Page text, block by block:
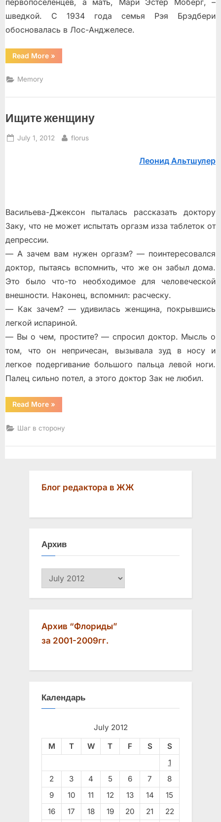
шведкой. С 1934 года семья Рэя Брэдбери
обосновалась в Лос-Анджелесе.
Read More“То,
что
»
Memory
Ищите женщину
Posted
July 1, 2012 By
florus
Леонид Альтшулер
Васильева-Джексон пыталась рассказать доктору
Заку, что не может испытать оргазм изза таблеток от
депрессии.
— А зачем вам нужен оргазм? — поинтересовался
доктор, пытаясь вспомнить, что же он забыл дома.
Это было что-то необходимое для человеческой
внешности. Наконец, вспомнил: расческу.
— Как зачем? — удивилась женщина, покрывшись
легкой испариной.
— Вы о чем, простите? — спросил доктор. Мысль о
том, что он непричесан, вызывала зуд в носу и
легкое подергивание большого пальца левой ноги.
Палец сильно потел, а этого доктор Зак не любил.
Read More“Ищите
женщину”
»
Шаг в сторону
Блог редактора в ЖЖ
Архив
Архив
Архив “Флориды”
за 2001-2009гг.
Календарь
July 2012
M
T W T F S
S
1
2
3 4 5 6 7
8
9
10 11 12 13 14
15
16
17 18 19 20 21 22